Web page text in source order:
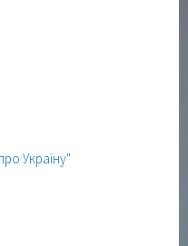
Україну"